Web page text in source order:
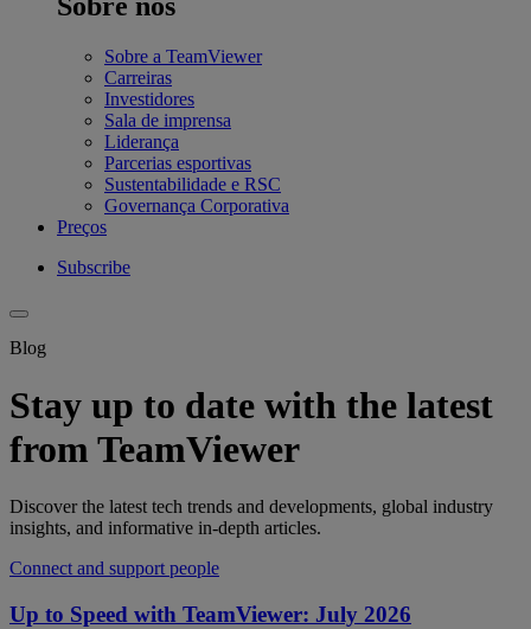
Sobre a TeamViewer
Carreiras
Investidores
Sala de imprensa
Liderança
Parcerias esportivas
Sustentabilidade e RSC
Governança Corporativa
Preços
Subscribe
Blog
Stay up to date with the latest
from TeamViewer
Discover the latest tech trends and developments, global industry
insights, and informative in-depth articles.
Connect and support people
Up to Speed with TeamViewer: July 2026